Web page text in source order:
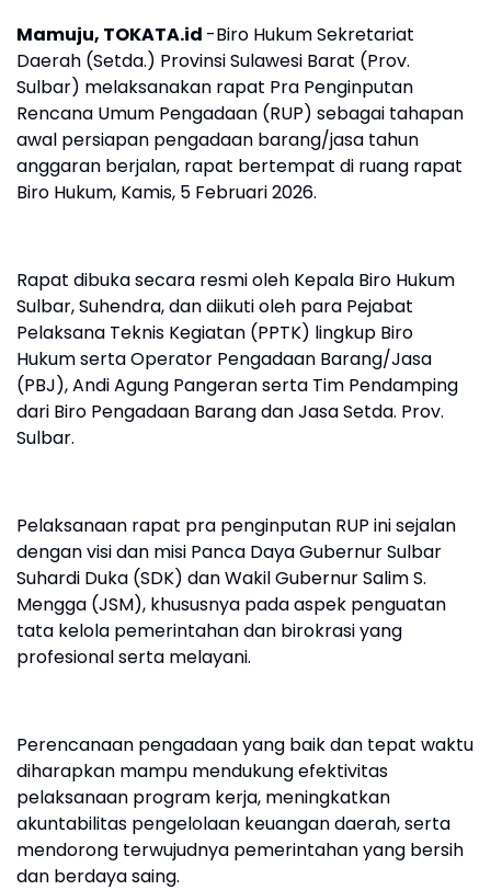
Mamuju, TOKATA.id -Biro Hukum Sekretariat
Daerah (Setda.) Provinsi Sulawesi Barat (Prov.
Sulbar) melaksanakan rapat Pra Penginputan
Rencana Umum Pengadaan (RUP) sebagai tahapan
awal persiapan pengadaan barang/jasa tahun
anggaran berjalan, rapat bertempat di ruang rapat
Biro Hukum, Kamis, 5 Februari 2026.
Rapat dibuka secara resmi oleh Kepala Biro Hukum
Sulbar, Suhendra, dan diikuti oleh para Pejabat
Pelaksana Teknis Kegiatan (PPTK) lingkup Biro
Hukum serta Operator Pengadaan Barang/Jasa
(PBJ), Andi Agung Pangeran serta Tim Pendamping
dari Biro Pengadaan Barang dan Jasa Setda. Prov.
Sulbar.
Pelaksanaan rapat pra penginputan RUP ini sejalan
dengan visi dan misi Panca Daya Gubernur Sulbar
Suhardi Duka (SDK) dan Wakil Gubernur Salim S.
Mengga (JSM), khususnya pada aspek penguatan
tata kelola pemerintahan dan birokrasi yang
profesional serta melayani.
Perencanaan pengadaan yang baik dan tepat waktu
diharapkan mampu mendukung efektivitas
pelaksanaan program kerja, meningkatkan
akuntabilitas pengelolaan keuangan daerah, serta
mendorong terwujudnya pemerintahan yang bersih
dan berdaya saing.